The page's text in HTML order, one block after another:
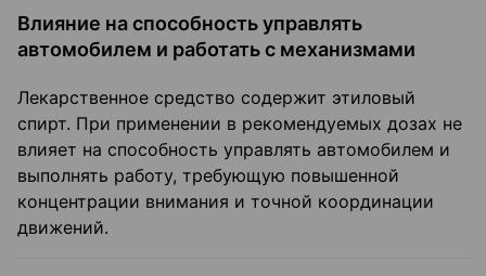
Влияние на способность управлять
автомобилем и работать с механизмами
Лекарственное средство содержит этиловый
спирт. При применении в рекомендуемых дозах не
влияет на способность управлять автомобилем и
выполнять работу, требующую повышенной
концентрации внимания и точной координации
движений.